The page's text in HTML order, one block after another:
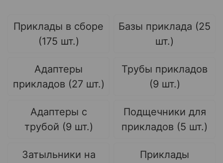
Приклады в сборе
(175 шт.)
Базы приклада (25
шт.)
Адаптеры
прикладов (27 шт.)
Трубы прикладов
(9 шт.)
Адаптеры с
трубой (9 шт.)
Подщечники для
прикладов (5 шт.)
Затыльники на
Приклады